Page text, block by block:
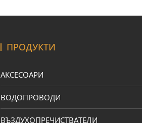
ПРОДУКТИ
АКСЕСОАРИ
ВОДОПРОВОДИ
ВЪЗДУХОПРЕЧИСТВАТЕЛИ